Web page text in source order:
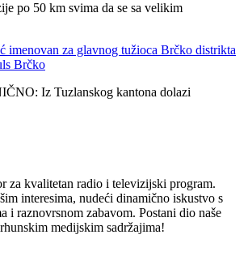
po 50 km svima da se sa velikim
imenovan za glavnog tužioca Brčko distrikta
Brčko
Iz Tuzlanskog kantona dolazi
za kvalitetan radio i televizijski program.
interesima, nudeći dinamično iskustvo s
i raznovrsnom zabavom. Postani dio naše
medijskim sadržajima!